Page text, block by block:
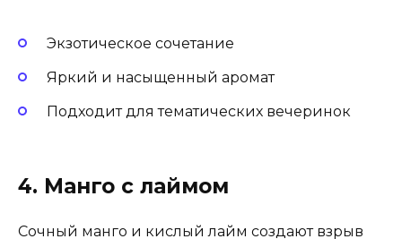
Экзотическое сочетание
Яркий и насыщенный аромат
Подходит для тематических вечеринок
4. Манго с лаймом
Сочный манго и кислый лайм создают взрыв